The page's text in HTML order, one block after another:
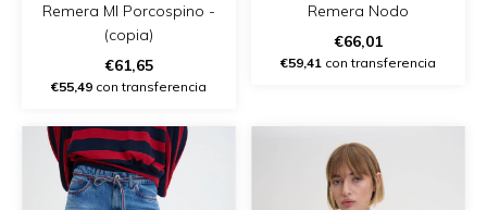
Remera Ml Porcospino -
(copia)
€61,65
€55,49 con transferencia
Remera Nodo
€66,01
€59,41 con transferencia